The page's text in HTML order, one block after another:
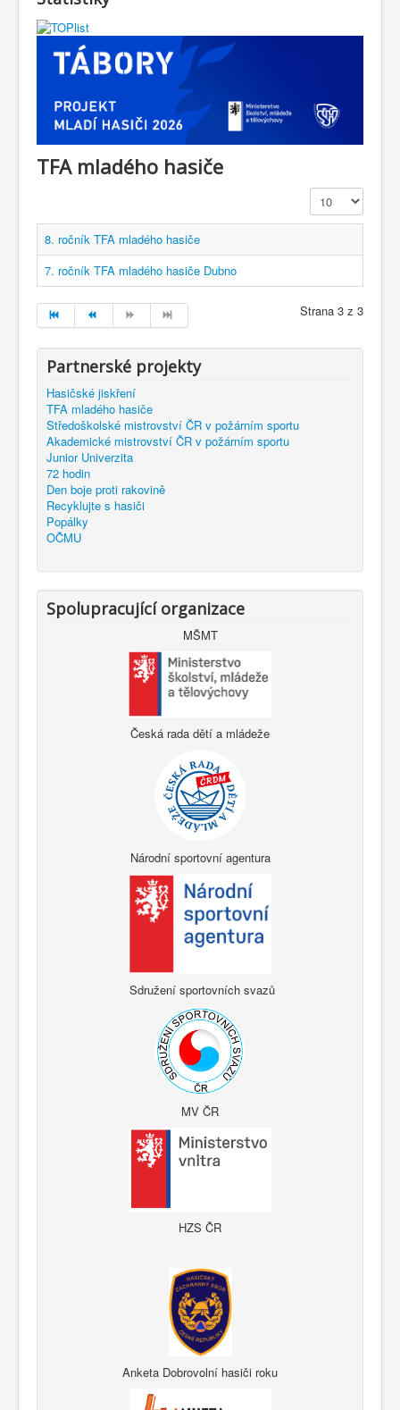
TFA mladého hasiče
Zobrazit
8. ročník TFA mladého hasiče
7. ročník TFA mladého hasiče Dubno
Strana 3 z 3
Partnerské projekty
Hasičské jiskření
TFA mladého hasiče
Středoškolské mistrovství ČR v požárním sportu
Akademické mistrovství ČR v požárním sportu
Junior Univerzita
72 hodin
Den boje proti rakovině
Recyklujte s hasiči
Popálky
OČMU
Spolupracující organizace
MŠMT
Česká rada dětí a mládeže
Národní sportovní agentura
Sdružení sportovních svazů
MV ČR
HZS ČR
Anketa Dobrovolní hasiči roku